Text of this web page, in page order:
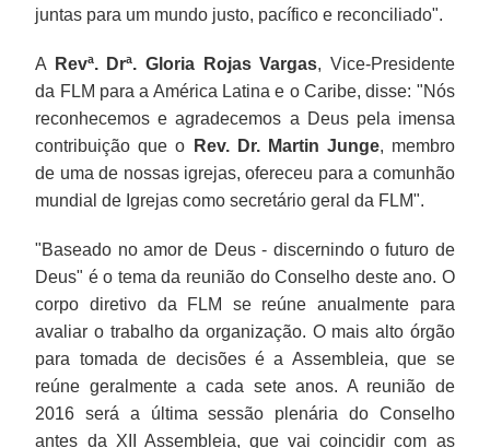
juntas para um mundo justo, pacífico e reconciliado".
A Revª. Drª. Gloria Rojas Vargas, Vice-Presidente
da FLM para a América Latina e o Caribe, disse: "Nós
reconhecemos e agradecemos a Deus pela imensa
contribuição que o
Rev. Dr. Martin Junge, membro
de uma de nossas igrejas, ofereceu para a comunhão
mundial de Igrejas como secretário geral da FLM".
"Baseado no amor de Deus - discernindo o futuro de
Deus" é o tema da reunião do Conselho deste ano. O
corpo diretivo da FLM se reúne anualmente para
avaliar o trabalho da organização. O mais alto órgão
para tomada de decisões é a Assembleia, que se
reúne geralmente a cada sete anos. A reunião de
2016 será a última sessão plenária do Conselho
antes da XII Assembleia, que vai coincidir com as